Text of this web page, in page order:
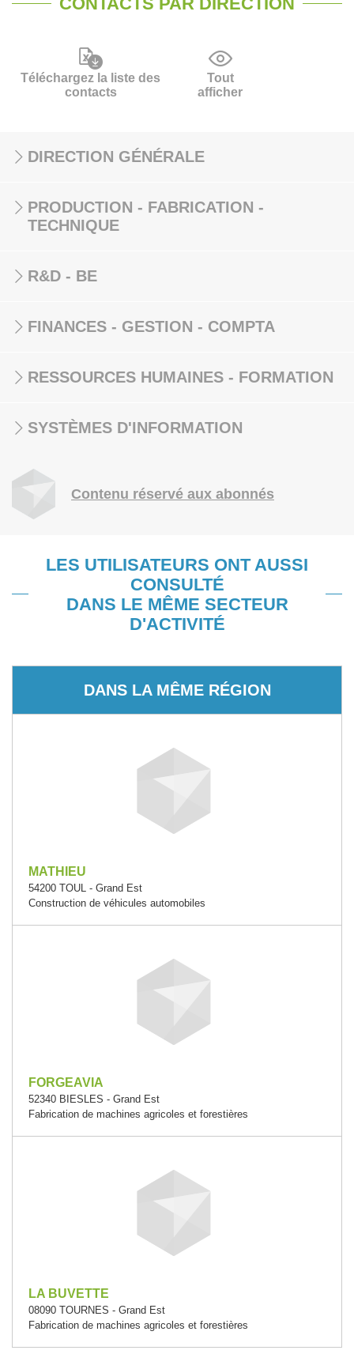
Téléchargez la liste des
contacts
Tout
afficher
DIRECTION GÉNÉRALE
PRODUCTION - FABRICATION -
TECHNIQUE
R&D - BE
FINANCES - GESTION - COMPTA
RESSOURCES HUMAINES - FORMATION
SYSTÈMES D'INFORMATION
Contenu réservé aux abonnés
LES UTILISATEURS ONT AUSSI
CONSULTÉ
DANS LE MÊME SECTEUR
D'ACTIVITÉ
DANS LA MÊME RÉGION
MATHIEU
54200 TOUL - Grand Est
Construction de véhicules automobiles
FORGEAVIA
52340 BIESLES - Grand Est
Fabrication de machines agricoles et forestières
LA BUVETTE
08090 TOURNES - Grand Est
Fabrication de machines agricoles et forestières